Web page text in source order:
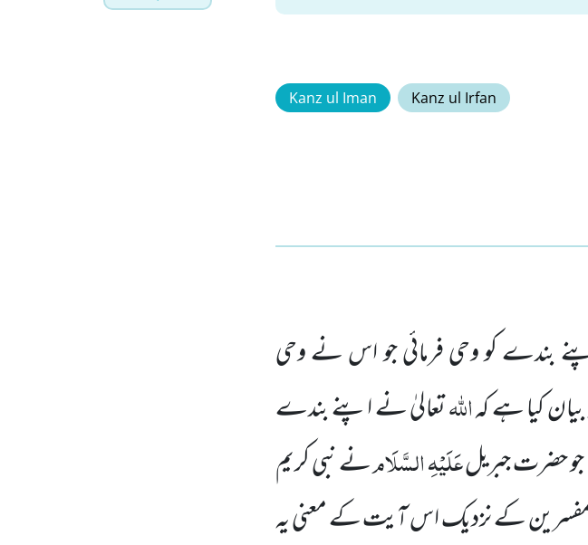
Kanz ul Iman Kanz ul Irfan
بندے کو وحی فرمائی جو اس نے وحی
کیا ہے کہاللہتعالیٰ نے اپنے بندے
جو حضرت جبریلعَلَیْہِ السَّلَامنے نبی کریم
مفسرین کے نزدیک اس آیت کے معنی یہ